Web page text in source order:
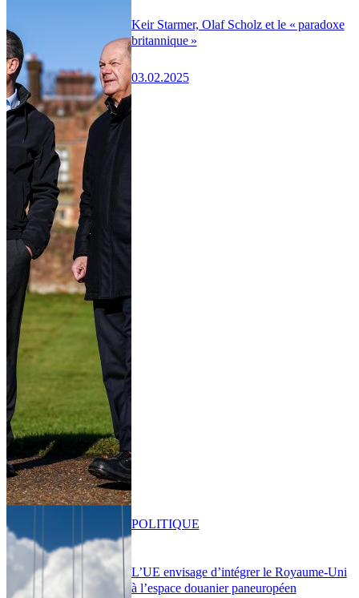
Keir Starmer, Olaf Scholz et le « paradoxe
britannique »
03.02.2025
L’UE envisage d’intégrer le Royaume-Uni
à l’espace douanier paneuropéen
POLITIQUE